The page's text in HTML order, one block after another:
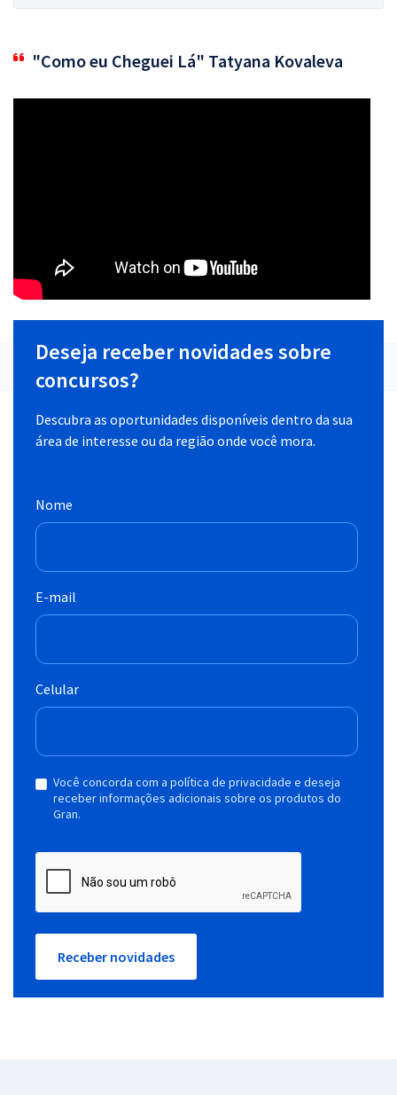
"Como eu Cheguei Lá" Tatyana Kovaleva
Deseja receber novidades sobre
concursos?
Descubra as oportunidades disponíveis dentro da sua
área de interesse ou da região onde você mora.
Nome
E-mail
Celular
Você concorda com a política de privacidade e deseja
receber informações adicionais sobre os produtos do
Gran.
Receber novidades